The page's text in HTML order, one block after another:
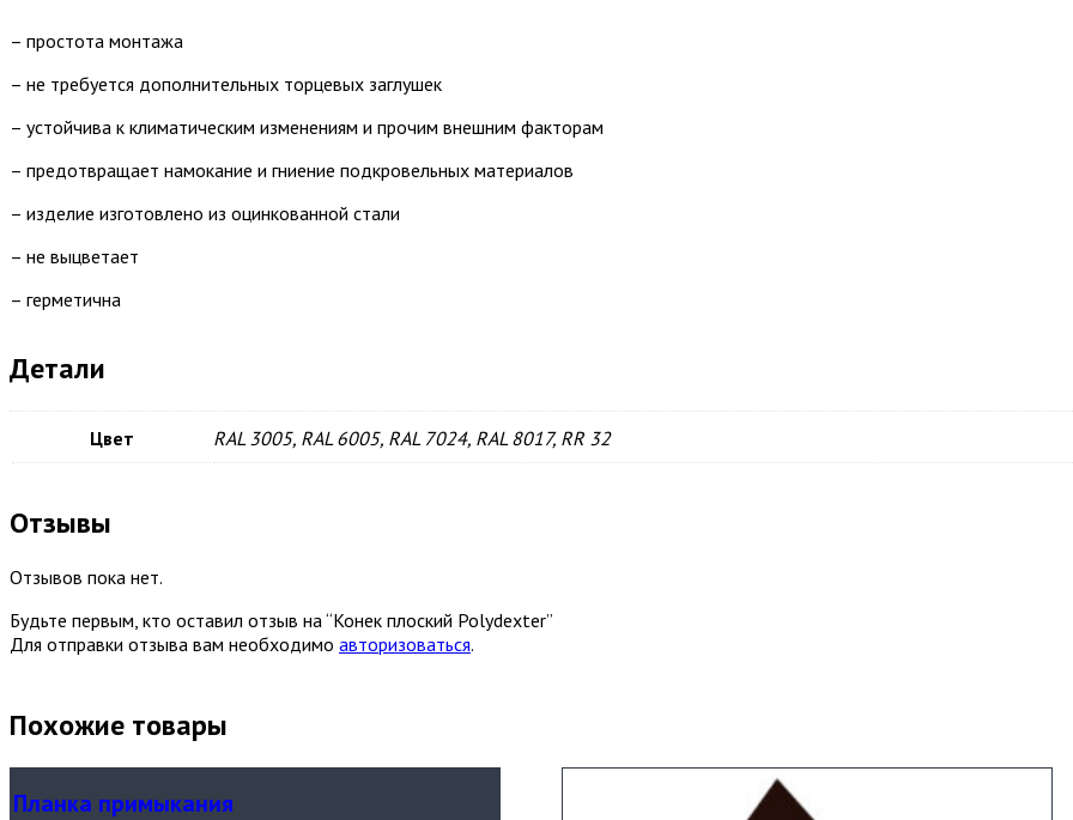
– простота монтажа
– не требуется дополнительных торцевых заглушек
– устойчива к климатическим изменениям и прочим внешним факторам
– предотвращает намокание и гниение подкровельных материалов
– изделие изготовлено из оцинкованной стали
– не выцветает
– герметична
Детали
Цвет RAL 3005, RAL 6005, RAL 7024, RAL 8017, RR 32
Отзывы
Отзывов пока нет.
Будьте первым, кто оставил отзыв на “Конек плоский Polydexter”
Для отправки отзыва вам необходимо авторизоваться.
Похожие товары
Планка примыкания